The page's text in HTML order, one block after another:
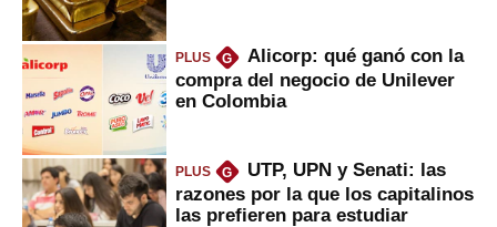
PLUS G
Alicorp: qué ganó con la
compra del negocio de Unilever
en Colombia
PLUS G
UTP, UPN y Senati: las
razones por la que los capitalinos
las prefieren para estudiar